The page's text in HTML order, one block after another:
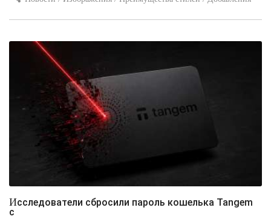
Исследователи сбросили пароль кошелька Tangem
с